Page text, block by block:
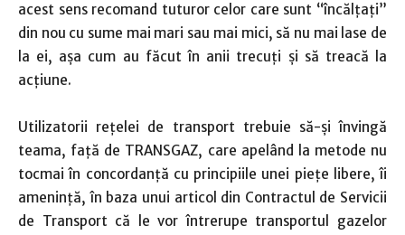
acest sens recomand tuturor celor care sunt “încălțați”
din nou cu sume mai mari sau mai mici, să nu mai lase de
la ei, așa cum au făcut în anii trecuți și să treacă la
acțiune.
Utilizatorii rețelei de transport trebuie să-și învingă
teama, față de TRANSGAZ, care apelând la metode nu
tocmai în concordanță cu principiile unei piețe libere, îi
amenință, în baza unui articol din Contractul de Servicii
de Transport că le vor întrerupe transportul gazelor